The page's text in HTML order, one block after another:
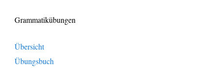
Grammatikübungen
Übersicht
Übungsbuch